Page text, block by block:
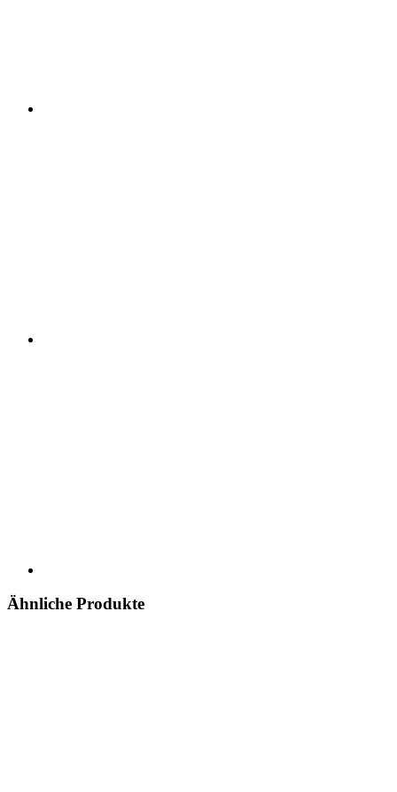
Ähnliche Produkte